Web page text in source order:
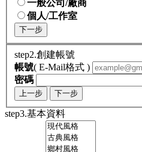
一般公司/廠商
個人/工作室
下一步
step2.創建帳號
帳號( E-Mail格式 )
密碼
上一步 下一步
step3.基本資料